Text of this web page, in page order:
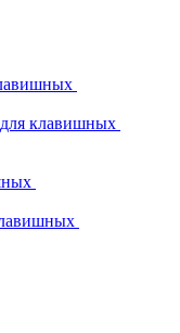
клавишных